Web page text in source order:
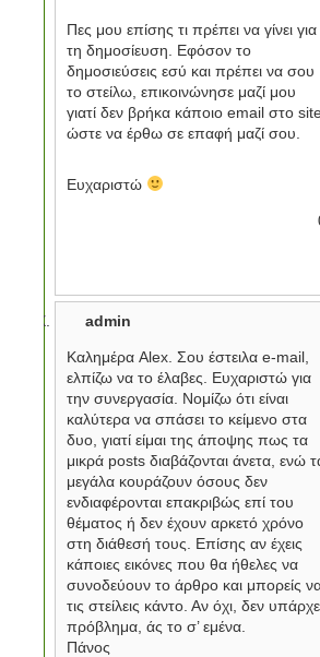
Πες μου επίσης τι πρέπει να γίνει για
τη δημοσίευση. Εφόσον το
δημοσιεύσεις εσύ και πρέπει να σου
το στείλω, επικοινώνησε μαζί μου
γιατί δεν βρήκα κάποιο email στο
ώστε να έρθω σε επαφή μαζί σου.
Ευχαριστώ
admin
Καλημέρα Alex. Σου έστειλα e-mail,
ελπίζω να το έλαβες. Ευχαριστώ για
την συνεργασία. Νομίζω ότι είναι
καλύτερα να σπάσει το κείμενο στα
δυο, γιατί είμαι της άποψης πως τα
μικρά posts διαβάζονται άνετα, ενώ
μεγάλα κουράζουν όσους δεν
ενδιαφέρονται επακριβώς επί του
θέματος ή δεν έχουν αρκετό χρόνο
στη διάθεσή τους. Επίσης αν έχεις
κάποιες εικόνες που θα ήθελες να
συνοδεύουν το άρθρο και μπορείς
τις στείλεις κάντο. Αν όχι, δεν
πρόβλημα, άς το σ’ εμένα.
Πάνος